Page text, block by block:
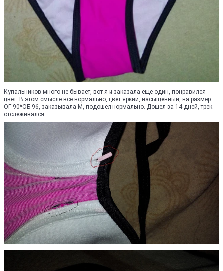
Купальников много не бывает, вот я и заказала еще один, понравился
цвет. В этом смысле все нормально, цвет яркий, насыщенный, на размер
ОГ 90*ОБ 96, заказывала М, подошел нормально. Дошел за 14 дней, трек
отслеживался.